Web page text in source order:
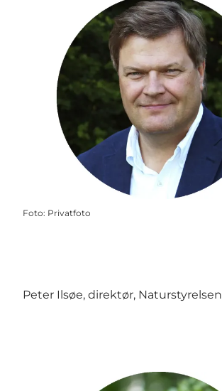
Foto: Privatfoto
Peter Ilsøe, direktør, Naturstyrelsen